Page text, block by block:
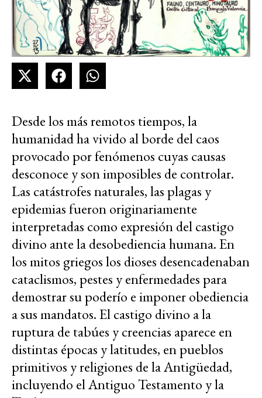
Desde los más remotos tiempos, la
humanidad ha vivido al borde del caos
provocado por fenómenos cuyas causas
desconoce y son imposibles de controlar.
Las catástrofes naturales, las plagas y
epidemias fueron originariamente
interpretadas como expresión del castigo
divino ante la desobediencia humana. En
los mitos griegos los dioses desencadenaban
cataclismos, pestes y enfermedades para
demostrar su poderío e imponer obediencia
a sus mandatos. El castigo divino a la
ruptura de tabúes y creencias aparece en
distintas épocas y latitudes, en pueblos
primitivos y religiones de la Antigüedad,
incluyendo el Antiguo Testamento y la